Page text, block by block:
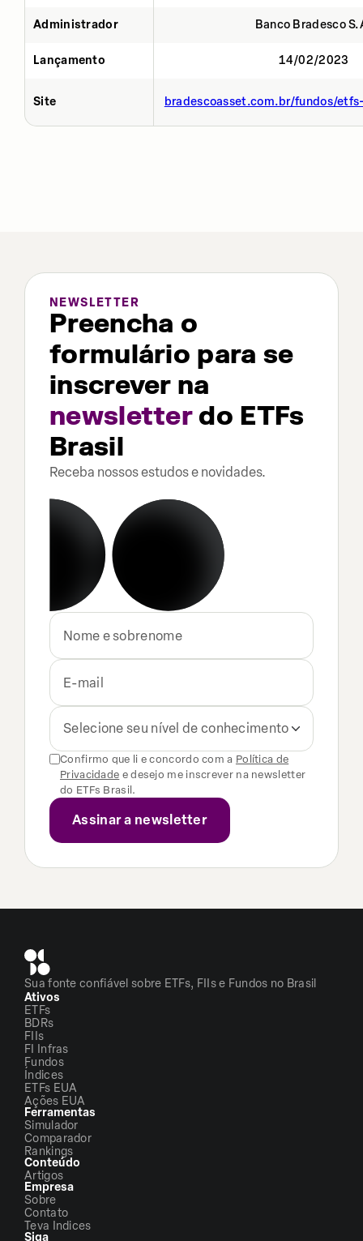
Administrador Banco Bradesco
Lançamento 14/02/2023
Site bradescoasset.com.br/fundos/
NEWSLETTER
Preencha o
formulário para se
inscrever na
newsletterdo ETFs
Brasil
Receba nossos estudos e novidades.
Selecione seu nível de conhecimento
Confirmo que li e concordo com a Política de
Privacidade e desejo me inscrever na newsletter
do ETFs Brasil.
Sua fonte confiável sobre ETFs, FIIs e Fundos no Brasil
Ativos
ETFs
BDRs
FIIs
FI Infras
Fundos
Índices
ETFs EUA
Ações EUA
Ferramentas
Simulador
Comparador
Rankings
Conteúdo
Artigos
Empresa
Sobre
Contato
Teva Indices
Siga